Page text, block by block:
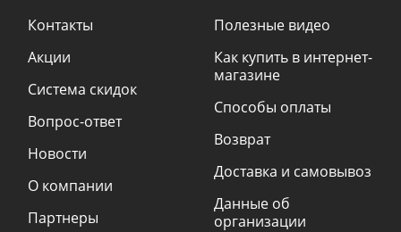
Контакты
Акции
Система скидок
Вопрос-ответ
Новости
О компании
Партнеры
Полезные видео
Как купить в интернет-
магазине
Способы оплаты
Возврат
Доставка и самовывоз
Данные об
организации